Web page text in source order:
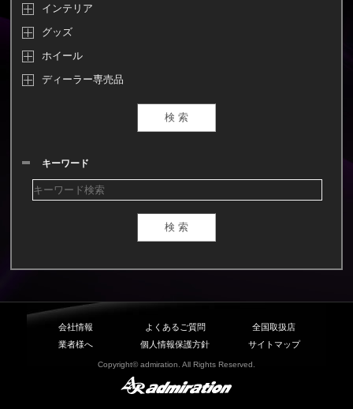
インテリア
グッズ
ホイール
ディーラー専売品
キーワード
会社情報 よくあるご質問
全国取扱店
業者様へ
個人情報保護方針 サイトマップ
Copyright© admiration. All Rights Reserved.